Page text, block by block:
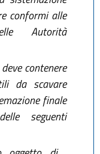
conformi alle
Autorità
contenere
da scavare
finale
seguenti